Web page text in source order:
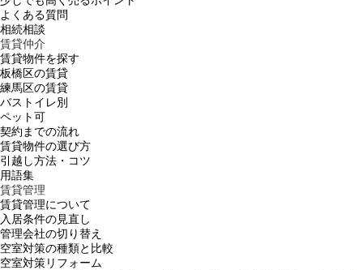
よくある質問
相続相談
賃貸仲介
賃貸物件を探す
板橋区の賃貸
練馬区の賃貸
バストイレ別
ペット可
契約までの流れ
賃貸物件の選び方
引越し方法・コツ
用語集
賃貸管理
賃貸管理について
入居条件の見直し
管理会社の切り替え
空室対策の種類と比較
空室対策リフォーム